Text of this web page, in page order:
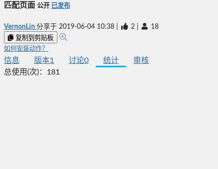
匹配页面 公开 已发布
VernonLin 分享于 2019-06-04 10:38 2 18
复制到剪贴板
如何安装动作？
信息 版本1 讨论0 统计
审核
总使用(次)： 181